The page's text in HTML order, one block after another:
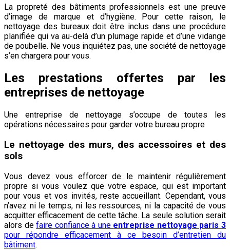
La propreté des bâtiments professionnels est une preuve
d’image de marque et d’hygiène. Pour cette raison, le
nettoyage des bureaux doit être inclus dans une procédure
planifiée qui va au-delà d’un plumage rapide et d’une vidange
de poubelle. Ne vous inquiétez pas, une société de nettoyage
s’en chargera pour vous.
Les prestations offertes par les
entreprises de nettoyage
Une entreprise de nettoyage s’occupe de toutes les
opérations nécessaires pour garder votre bureau propre
Le nettoyage des murs, des accessoires et des
sols
Vous devez vous efforcer de le maintenir régulièrement
propre si vous voulez que votre espace, qui est important
pour vous et vos invités, reste accueillant. Cependant, vous
n’avez ni le temps, ni les ressources, ni la capacité de vous
acquitter efficacement de cette tâche. La seule solution serait
alors defaire confiance à une entreprise nettoyage paris 3
pour répondre efficacement à ce besoin d’entretien du
bâtiment.